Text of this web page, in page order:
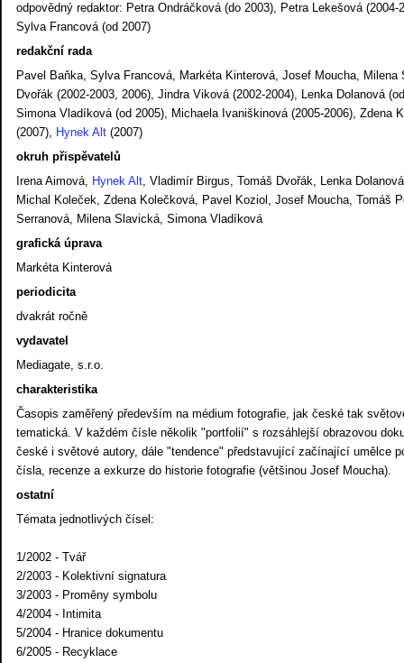
odpovědný redaktor: Petra Ondráčková (do 2003), Petra Lekešová
Sylva Francová (od 2007)
redakční rada
Pavel Baňka, Sylva Francová, Markéta Kinterová, Josef Moucha,
Dvořák (2002-2003, 2006), Jindra Viková (2002-2004), Lenka Dolanová
Simona Vladíková (od 2005), Michaela Ivaniškinová (2005-2006), Zdena
(2007), Hynek Alt (2007)
okruh přispěvatelů
Irena Aimová, Hynek Alt, Vladimír Birgus, Tomáš Dvořák, Lenka
Michal Koleček, Zdena Kolečková, Pavel Koziol, Josef Moucha, Tomáš
Serranová, Milena Slavická, Simona Vladíková
grafická úprava
Markéta Kinterová
periodicita
dvakrát ročně
vydavatel
Mediagate, s.r.o.
charakteristika
Časopis zaměřený především na médium fotografie, jak české tak
tematická. V každém čísle několik "portfolií" s rozsáhlejší obrazovou
české i světové autory, dále "tendence" představující začínající umělce
čísla, recenze a exkurze do historie fotografie (většinou Josef Moucha).
ostatní
Témata jednotlivých čísel:
1/2002 - Tvář
2/2003 - Kolektivní signatura
3/2003 - Proměny symbolu
4/2004 - Intimita
5/2004 - Hranice dokumentu
6/2005 - Recyklace